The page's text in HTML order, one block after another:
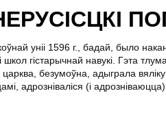
уніі 1596 г., бадай, было
школ гістарычнай навукі. Гэта
царква, безумоўна, адыграла
адрозніваліся (і